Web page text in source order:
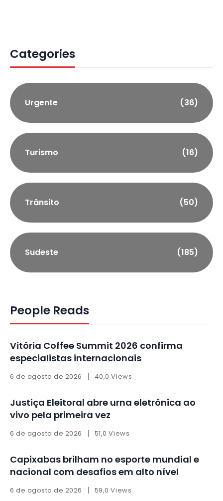
Categories
Urgente (36)
Turismo (16)
Trânsito (50)
Sudeste (185)
People Reads
Vitória Coffee Summit 2026 confirma
especialistas internacionais
6 de agosto de 2026 40,0 Views
Justiça Eleitoral abre urna eletrônica ao
vivo pela primeira vez
6 de agosto de 2026 51,0 Views
Capixabas brilham no esporte mundial e
nacional com desafios em alto nível
6 de agosto de 2026 59,0 Views